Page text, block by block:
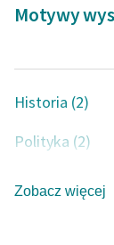
Motywy
Historia (2)
Polityka (2)
Dom (1)
Zobacz więcej